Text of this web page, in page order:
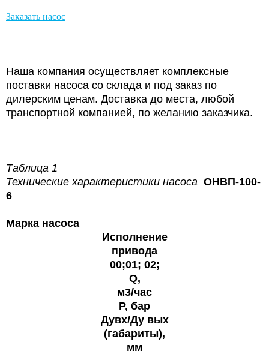
Заказать насос
Наша компания осуществляет комплексные
поставки насоса со склада и под заказ по
дилерским ценам. Доставка до места, любой
транспортной компанией, по желанию заказчика.
Таблица 1
Технические характеристики насоса ОНВП-100-
6
Марка насоса
Исполнение
привода
00;01; 02;
Q,
м3/час
P, бар
Дувх/Ду вых
(габариты),
мм